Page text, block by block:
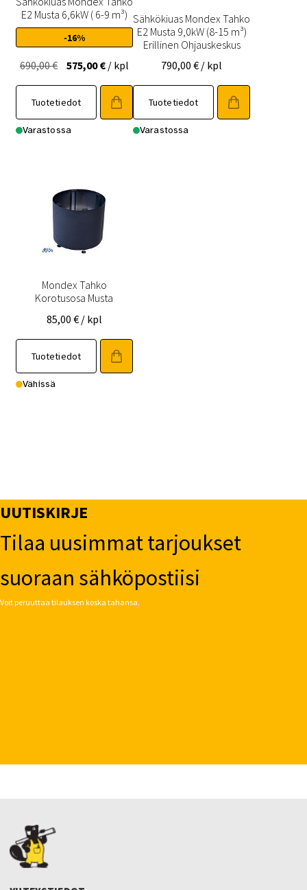
E2 Musta 6,6kW ( 6-9 m³)
-16%
690,00€ Alkuperäinen
hinta
oli:
690,00 €.
575,00€Nykyinen
hinta
on:
575,00 €.
/ kpl
Tuotetiedot
Varastossa
Sähkökiuas Mondex Tahko
E2 Musta 9,0kW (8-15 m³)
Erillinen Ohjauskeskus
790,00€ / kpl
Tuotetiedot
Varastossa
Mondex Tahko
Korotusosa Musta
85,00 € / kpl
Tuotetiedot
Vähissä
UUTISKIRJE
Tilaa uusimmat tarjoukset
suoraan sähköpostiisi
Voit peruuttaa tilauksen koska tahansa.